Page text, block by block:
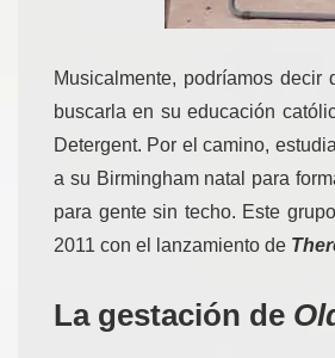
Musicalmente, podríamos
buscarla en su educación
Detergent. Por el camino, estudia
a su Birmingham natal para
para gente sin techo. Este
2011 con el lanzamiento de
La gestación de